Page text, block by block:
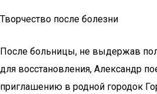
Творчество после болезни
После больницы, не выдержав
для восстановления, Александр
приглашению в родной городок